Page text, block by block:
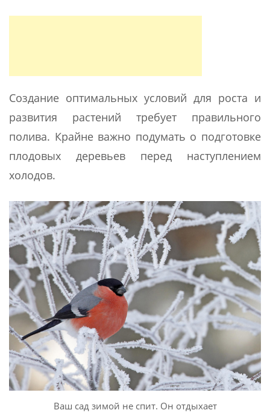
Создание оптимальных условий для роста и
развития растений требует правильного
полива. Крайне важно подумать о подготовке
плодовых деревьев перед наступлением
холодов.
Ваш сад зимой не спит. Он отдыхает